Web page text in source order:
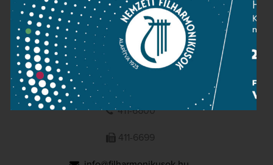
NEMZETI
FILHARMONIKUSOK
1095 Budapest, Komor Marcell u. 1. (Müpa)
411-6600
411-6699